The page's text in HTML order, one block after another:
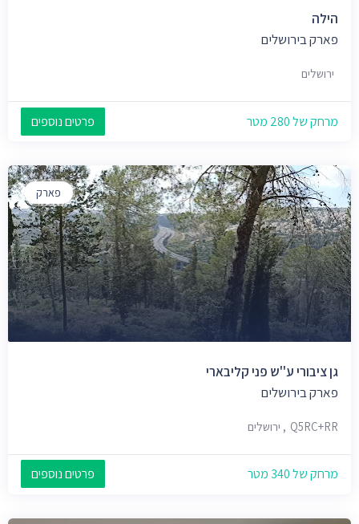
הילה
פארק בירושלים
ירושלים
מרחק של 280 מטר פרטים נוספים
פארק
גן ציבורי ע''ש פני קליבארי
פארק בירושלים
Q5RC+RR, ירושלים
מרחק של 340 מטר פרטים נוספים